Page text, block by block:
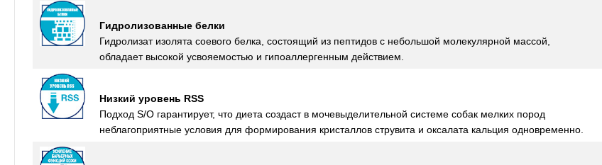
Гидролизованные белки
Гидролизат изолята соевого белка, состоящий из пептидов с небольшой молекулярной массой,
обладает высокой усвояемостью и гипоаллергенным действием.
Низкий уровень RSS
Подход S/O гарантирует, что диета создаст в мочевыделительной системе собак мелких пород
неблагоприятные условия для формирования кристаллов струвита и оксалата кальция одновременно.